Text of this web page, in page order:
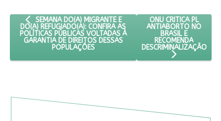
ARTIGO ANTERIOR: SEMANA DO(A) MIGRANTE E DO(A)
SEMANA DO(A) MIGRANTE E
DO(A) REFUGIADO(A): CONFIRA AS
POLÍTICAS PÚBLICAS VOLTADAS À
GARANTIA DE DIREITOS DESSAS
POPULAÇÕES
PRÓXIMO ARTIGO:
ONU CRITICA PL
ANTIABORTO NO
BRASIL E
RECOMENDA
DESCRIMINALIZAÇÃO